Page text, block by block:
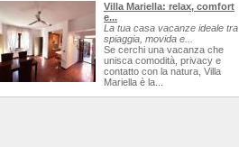
Villa Mariella: relax, comfort
e...
La tua casa vacanze ideale tra
spiaggia, movida e...
Se cerchi una vacanza che
unisca comodità, privacy e
contatto con la natura, Villa
Mariella è la...